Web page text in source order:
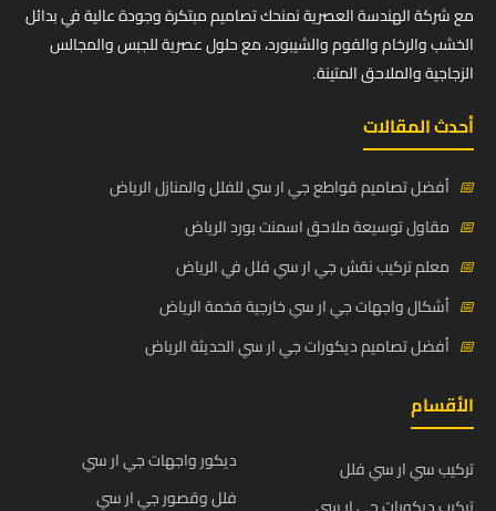
مع شركة الهندسة العصرية نمنحك تصاميم مبتكرة وجودة عالية في بدائل
الخشب والرخام والفوم والشيبورد، مع حلول عصرية للجبس والمجالس
الزجاجية والملاحق المتينة.
أحدث المقالات
📅 أفضل تصاميم قواطع جي ار سي للفلل والمنازل الرياض
📅 مقاول توسيعة ملاحق اسمنت بورد الرياض
📅 معلم تركيب نقش جي ار سي فلل في الرياض
📅 أشكال واجهات جي ار سي خارجية فخمة الرياض
📅 أفضل تصاميم ديكورات جي ار سي الحديثة الرياض
الأقسام
تركيب سي ار سي فلل
ديكور واجهات جي ار سي
فلل وقصور جي ار سي